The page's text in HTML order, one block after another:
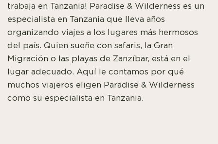
trabaja en Tanzania! Paradise & Wilderness es un
especialista en Tanzania que lleva años
organizando viajes a los lugares más hermosos
del país. Quien sueñe con safaris, la Gran
Migración o las playas de Zanzíbar, está en el
lugar adecuado. Aquí le contamos por qué
muchos viajeros eligen Paradise & Wilderness
como su especialista en Tanzania.